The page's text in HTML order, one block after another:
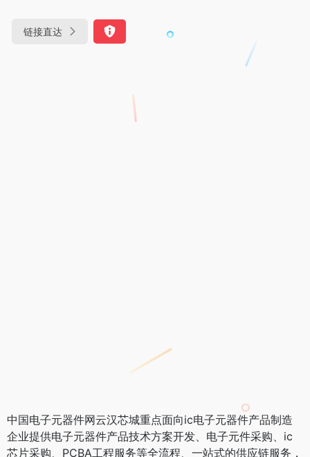
链接直达
中国电子元器件网云汉芯城重点面向ic电子元器件产品制造
企业提供电子元器件产品技术方案开发、电子元件采购、ic
芯片采购、PCBA工程服务等全流程、一站式的供应链服务，